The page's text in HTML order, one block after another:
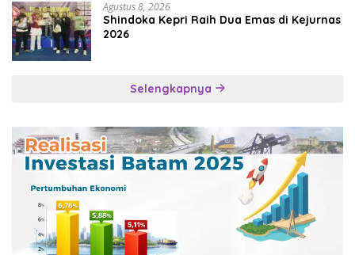
Agustus 8, 2026
Shindoka Kepri Raih Dua Emas di Kejurnas
2026
Selengkapnya